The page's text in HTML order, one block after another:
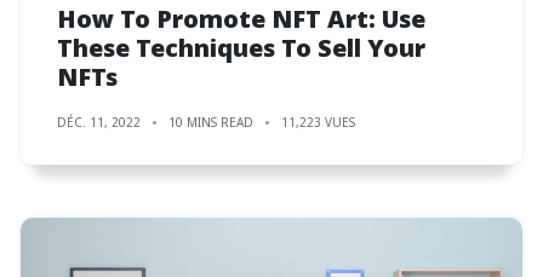
How To Promote NFT Art: Use
These Techniques To Sell Your
NFTs
DÉC. 11, 2022 10 MINS READ 11,223 VUES